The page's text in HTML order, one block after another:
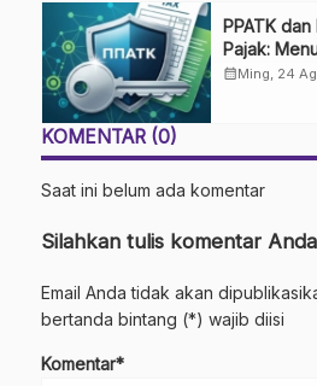
PPATK
Pajak:
Uang
calendar_monthMing, 24
KOMENTAR (0)
Saat ini belum ada komentar
Silahkan tulis komentar Anda
Email Anda tidak akan
bertanda bintang (*) wajib diisi
Komentar*